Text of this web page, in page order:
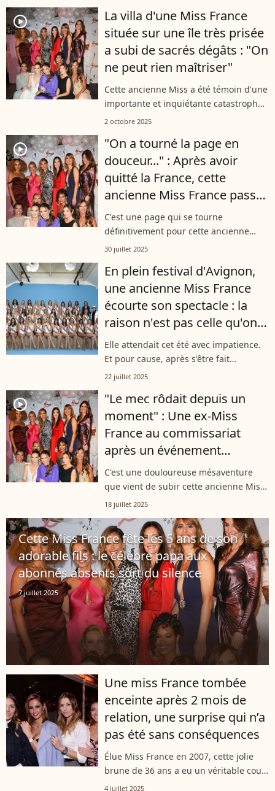
Trapani a pris une décision radicale...
player2
La villa d'une Miss France
située sur une île très prisée
a subi de sacrés dégâts : "On
ne peut rien maîtriser"
Cette ancienne Miss a été témoin d'une
importante et inquiétante catastrophe
naturelle dans la journée de mardi 30
France avec sa famille, elle...
2 octobre 2025
player2
"On a tourné la page en
douceur..." : Après avoir
quitté la France, cette
ancienne Miss France passe
un nouveau cap avec son
compagnon
C'est une page qui se tourne
définitivement pour cette ancienne
Miss. Avec son compagnon, elle a
fait savoir en story Instagram mardi 29
juillet,...
30 juillet 2025
En plein festival d'Avignon,
une ancienne Miss France
écourte son spectacle : la
raison n'est pas celle qu'on
croyait
Elle attendait cet été avec impatience.
Et pour cause, après s'être fait
connaître en tant que Miss France, la
d'Avignon pour lancer sa carrière...
22 juillet 2025
player2
"Le mec rôdait depuis un
moment" : Une ex-Miss
France au commissariat
après un événement
survenu en pleine rue à
Avignon
C'est une douloureuse mésaventure
que vient de subir cette ancienne Miss
France. Sur Instagram, cette dernière a
agression sexuelle, en plein Festival...
18 juillet 2025
Cette Miss France fête les 5 ans de son
adorable fils : le célèbre papa aux
abonnés absents sort du silence
7 juillet 2025
Une miss France tombée
enceinte après 2 mois de
relation, une surprise qui n’a
pas été sans conséquences
Élue Miss France en 2007, cette jolie
brune de 36 ans a eu un véritable coup
de foudre pour son mari. La preuve,
4 juillet 2025